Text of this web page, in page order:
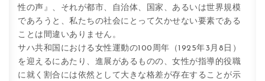
性の声』、それが都市、自治体、国家、あるいは世界規模
であろうと、私たちの社会にとって欠かせない要素である
ことは間違いありません。
サハ共和国における女性運動の100周年（1925年3月8日）
を迎えるにあたり、進展があるものの、女性が指導的役職
に就く割合には依然として大きな格差が存在することが示